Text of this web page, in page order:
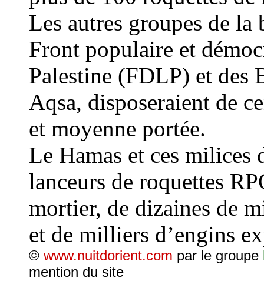
Les autres groupes de la
Front populaire et
Palestine (FDLP) et des
Aqsa, disposeraient de
et moyenne portée.
Le Hamas et ces
lanceurs de roquettes
mortier, de dizaines de
et de milliers d’engins
© www.nuitdorient.com par le groupe
mention du site